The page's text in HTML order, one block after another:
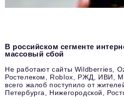
В российском сегменте
массовый сбой
Не работают сайты Wildberries,
Ростелеком, Roblox, РЖД, ИВИ,
всего жалоб поступило от
Петербурга, Нижегородской,